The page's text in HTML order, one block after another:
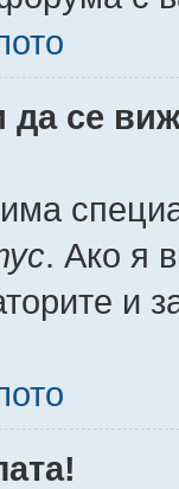
се
. Ако я
и